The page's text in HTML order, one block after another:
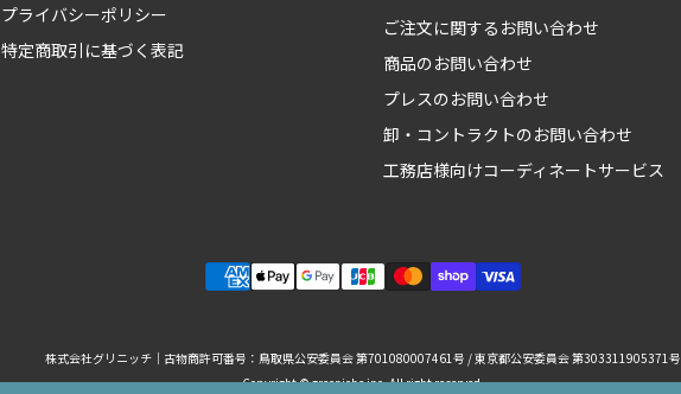
プライバシーポリシー
特定商取引に基づく表記
ご注文に関するお問い合わせ
商品のお問い合わせ
プレスのお問い合わせ
卸・コントラクトのお問い合わせ
工務店様向けコーディネートサービス
株式会社グリニッチ｜古物商許可番号：鳥取県公安委員会 第701080007461号 / 東京都公安委員会 第303311905371号
Copyright © greeniche inc. All right reserved.